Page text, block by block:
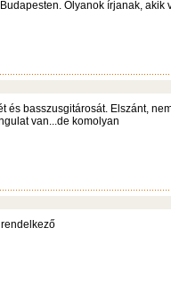
Olyanok írjanak, akik
és basszusgitárosát. Elszánt,
van...de komolyan